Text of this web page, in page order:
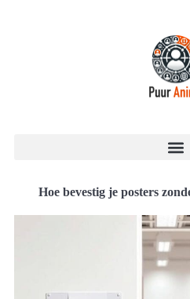
Hoe bevestig je posters